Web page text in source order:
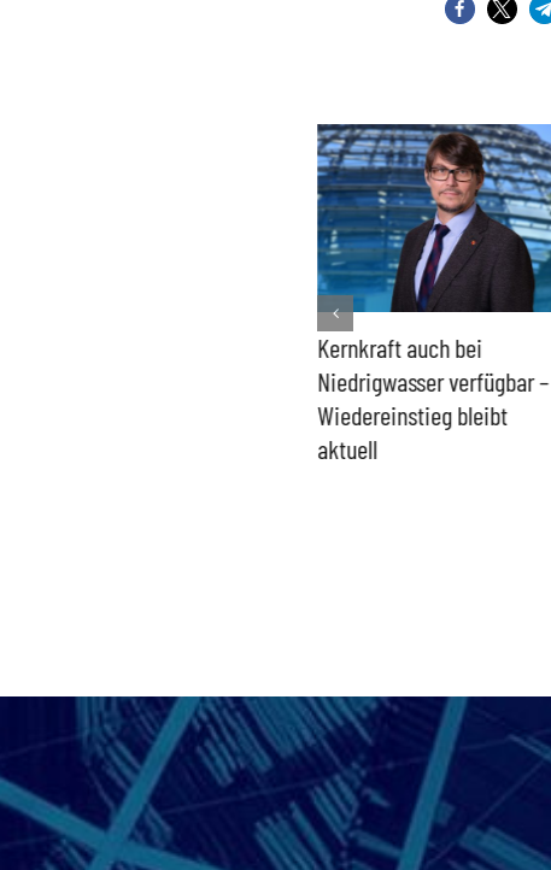
Kernkraft auch bei
Niedrigwasser verfügbar –
Wiedereinstieg bleibt
aktuell